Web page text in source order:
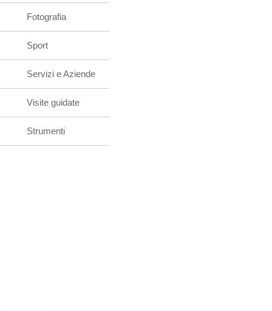
Fotografia
Sport
Servizi e Aziende
Visite guidate
Strumenti